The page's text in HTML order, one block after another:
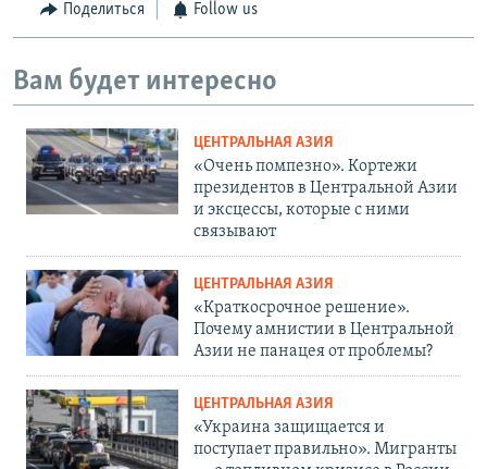
Поделиться Follow us
Вам будет интересно
ЦЕНТРАЛЬНАЯ АЗИЯ
«Очень помпезно». Кортежи
президентов в Центральной Азии
и эксцессы, которые с ними
связывают
ЦЕНТРАЛЬНАЯ АЗИЯ
«Краткосрочное решение».
Почему амнистии в Центральной
Азии не панацея от проблемы?
ЦЕНТРАЛЬНАЯ АЗИЯ
«Украина защищается и
поступает правильно». Мигранты